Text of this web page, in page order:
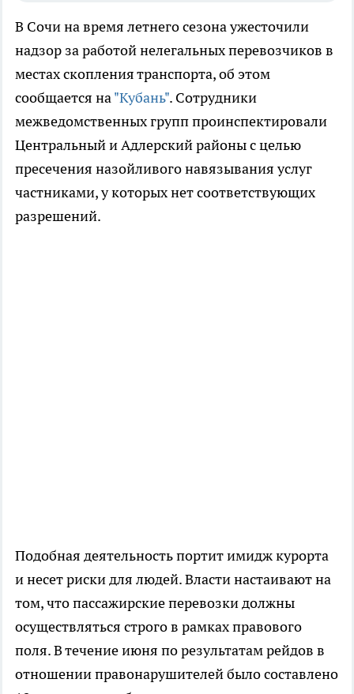
В Сочи на время летнего сезона ужесточили
надзор за работой нелегальных перевозчиков в
местах скопления транспорта, об этом
сообщается на"Кубань". Сотрудники
межведомственных групп проинспектировали
Центральный и Адлерский районы с целью
пресечения назойливого навязывания услуг
частниками, у которых нет соответствующих
разрешений.
Подобная деятельность портит имидж курорта
и несет риски для людей. Власти настаивают на
том, что пассажирские перевозки должны
осуществляться строго в рамках правового
поля. В течение июня по результатам рейдов в
отношении правонарушителей было составлено